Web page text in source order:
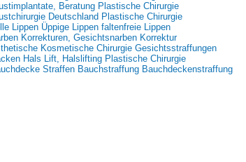
Beratung Plastische Chirurgie
Deutschland Plastische Chirurgie
Lippen Üppige Lippen faltenfreie Lippen
Korrekturen, Gesichtsnarben Korrektur
Kosmetische Chirurgie Gesichtsstraffungen
Hals Lift, Halslifting Plastische Chirurgie
Straffen Bauchstraffung Bauchdeckenstraffung